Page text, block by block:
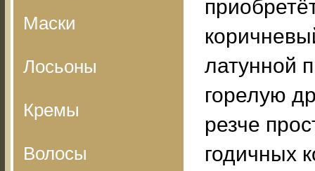
Маски
Лосьоны
Кремы
Волосы
латунной
горелую
резче
годичных